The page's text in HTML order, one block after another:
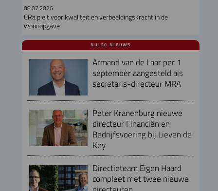
08.07.2026
CRa pleit voor kwaliteit en verbeeldingskracht in de
woonopgave
NUL20 NIEUWS
Armand van de Laar per 1
september aangesteld als
secretaris-directeur MRA
Peter Kranenburg nieuwe
directeur Financiën en
Bedrijfsvoering bij Lieven de
Key
Directieteam Eigen Haard
compleet met twee nieuwe